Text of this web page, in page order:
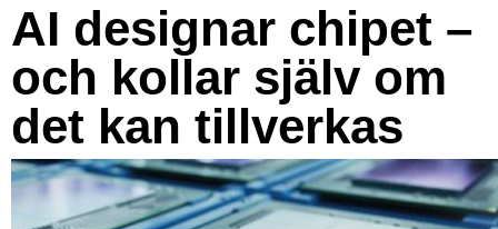
AI designar chipet –
och kollar själv om
det kan tillverkas